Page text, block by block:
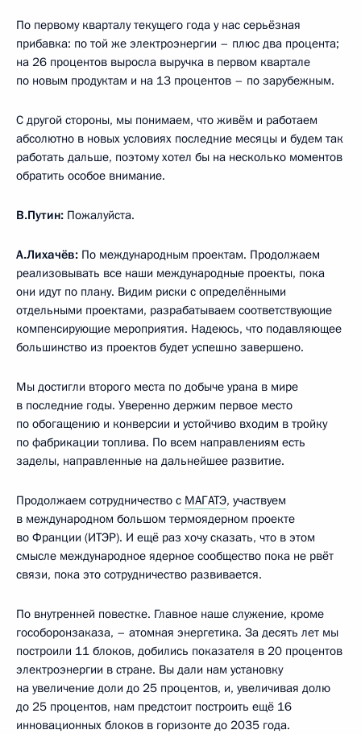
По первому кварталу текущего года у нас серьёзная
прибавка: по той же электроэнергии – плюс два процента;
на 26 процентов выросла выручка в первом квартале
по новым продуктам и на 13 процентов – по зарубежным.
С другой стороны, мы понимаем, что живём и работаем
абсолютно в новых условиях последние месяцы и будем так
работать дальше, поэтому хотел бы на несколько моментов
обратить особое внимание.
В.Путин: Пожалуйста.
А.Лихачёв: По международным проектам. Продолжаем
реализовывать все наши международные проекты, пока
они идут по плану. Видим риски с определёнными
отдельными проектами, разрабатываем соответствующие
компенсирующие мероприятия. Надеюсь, что подавляющее
большинство из проектов будет успешно завершено.
Мы достигли второго места по добыче урана в мире
в последние годы. Уверенно держим первое место
по обогащению и конверсии и устойчиво входим в тройку
по фабрикации топлива. По всем направлениям есть
заделы, направленные на дальнейшее развитие.
Продолжаем сотрудничество с МАГАТЭ, участвуем
в международном большом термоядерном проекте
во Франции (ИТЭР). И ещё раз хочу сказать, что в этом
смысле международное ядерное сообщество пока не рвёт
связи, пока это сотрудничество развивается.
По внутренней повестке. Главное наше служение, кроме
гособоронзаказа, – атомная энергетика. За десять лет мы
построили 11 блоков, добились показателя в 20 процентов
электроэнергии в стране. Вы дали нам установку
на увеличение доли до 25 процентов, и, увеличивая долю
до 25 процентов, нам предстоит построить ещё 16
инновационных блоков в горизонте до 2035 года.